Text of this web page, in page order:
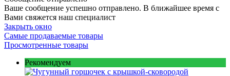
Ваше сообщение успешно отправлено. В ближайшее время с
Вами свяжется наш специалист
Закрыть окно
Самые продаваемые товары
Просмотренные товары
Рекомендуем